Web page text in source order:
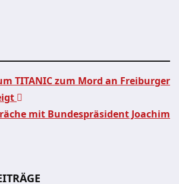
TITANIC zum Mord an Freiburger
mit Bundespräsident Joachim